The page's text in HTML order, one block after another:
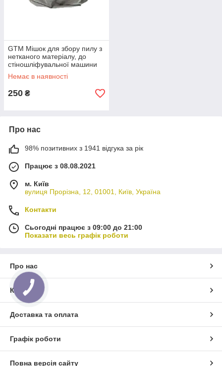
GTM Мішок для збору пилу з
нетканого матеріалу, до
стіношліфувальної машини
(жираф)
Немає в наявності
250 ₴
Про нас
98% позитивних з 1941 відгука за рік
Працює з 08.08.2021
м. Київ
вулиця Прорізна, 12, 01001, Київ, Україна
Контакти
Сьогодні працює з 09:00 до 21:00
Показати весь графік роботи
Про нас
Контакти
Доставка та оплата
Графік роботи
Повна версія сайту
КНОПКА
ЗВ'ЯЗКУ